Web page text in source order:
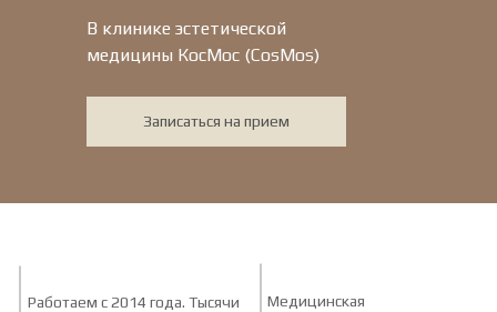
Записаться на прием
В клинике эстетической
медицины КосМос (CosMos)
Медицинская
Работаем с 2014 года. Тысячи